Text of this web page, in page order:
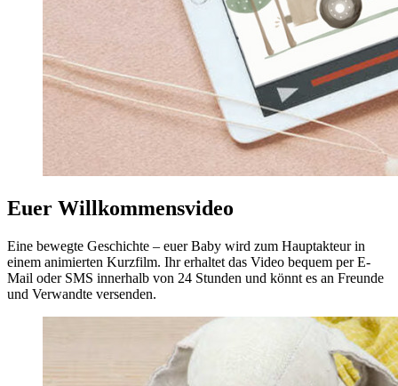
Euer Willkommensvideo
Eine bewegte Geschichte – euer Baby wird zum Hauptakteur in
einem animierten Kurzfilm. Ihr erhaltet das Video bequem per E-
Mail oder SMS innerhalb von 24 Stunden und könnt es an Freunde
und Verwandte versenden.